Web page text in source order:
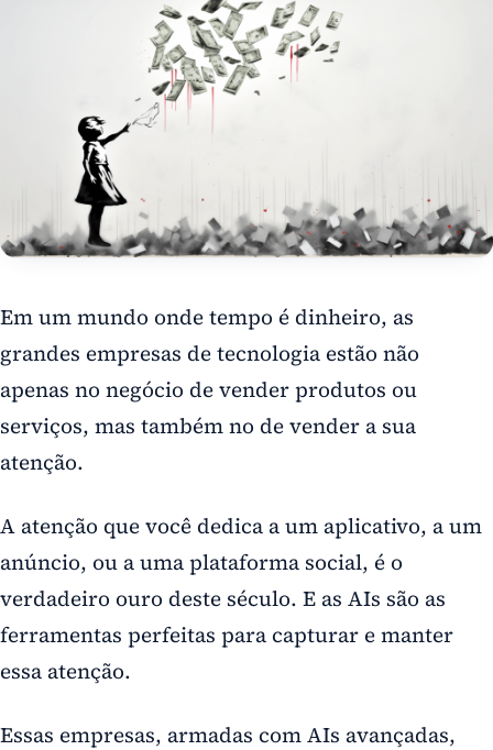
Em um mundo onde tempo é dinheiro, as
grandes empresas de tecnologia estão não
apenas no negócio de vender produtos ou
serviços, mas também no de vender a sua
atenção.
A atenção que você dedica a um aplicativo, a um
anúncio, ou a uma plataforma social, é o
verdadeiro ouro deste século. E as AIs são as
ferramentas perfeitas para capturar e manter
essa atenção.
Essas empresas, armadas com AIs avançadas,